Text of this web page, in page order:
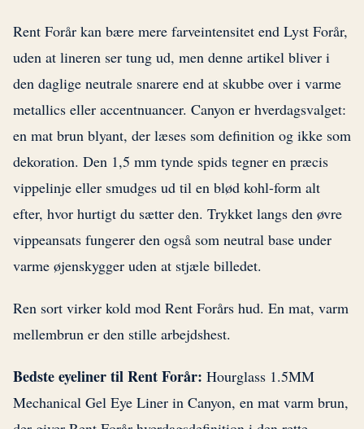
Rent Forår kan bære mere farveintensitet end Lyst Forår,
uden at lineren ser tung ud, men denne artikel bliver i
den daglige neutrale snarere end at skubbe over i varme
metallics eller accentnuancer. Canyon er hverdagsvalget:
en mat brun blyant, der læses som definition og ikke som
dekoration. Den 1,5 mm tynde spids tegner en præcis
vippelinje eller smudges ud til en blød kohl-form alt
efter, hvor hurtigt du sætter den. Trykket langs den øvre
vippeansats fungerer den også som neutral base under
varme øjenskygger uden at stjæle billedet.
Ren sort virker kold mod Rent Forårs hud. En mat, varm
mellembrun er den stille arbejdshest.
Bedste eyeliner til Rent Forår: Hourglass 1.5MM
Mechanical Gel Eye Liner in Canyon, en mat varm brun,